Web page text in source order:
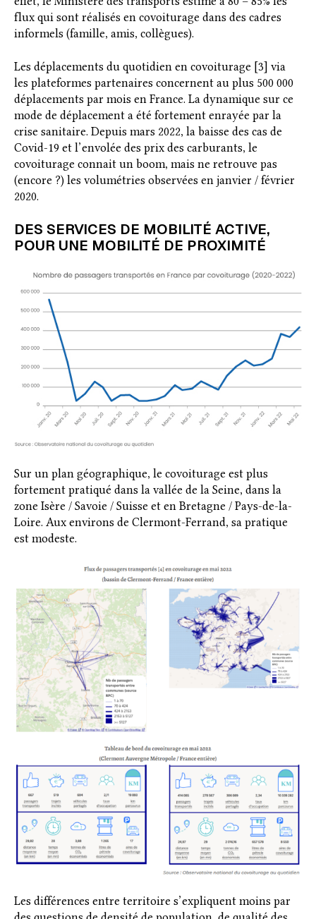
flux qui sont réalisés en covoiturage dans des cadres
informels (famille, amis, collègues).
Les déplacements du quotidien en covoiturage [3] via
les plateformes partenaires concernent au plus 500 000
déplacements par mois en France. La dynamique sur ce
mode de déplacement a été fortement enrayée par la
crise sanitaire. Depuis mars 2022, la baisse des cas de
Covid-19 et l’envolée des prix des carburants, le
covoiturage connait un boom, mais ne retrouve pas
(encore ?) les volumétries observées en janvier / février
2020.
DES SERVICES DE MOBILITÉ ACTIVE,
POUR UNE MOBILITÉ DE PROXIMITÉ
Sur un plan géographique, le covoiturage est plus
fortement pratiqué dans la vallée de la Seine, dans la
zone Isère / Savoie / Suisse et en Bretagne / Pays-de-la-
Loire. Aux environs de Clermont-Ferrand, sa pratique
est modeste.
Les différences entre territoire s’expliquent moins par